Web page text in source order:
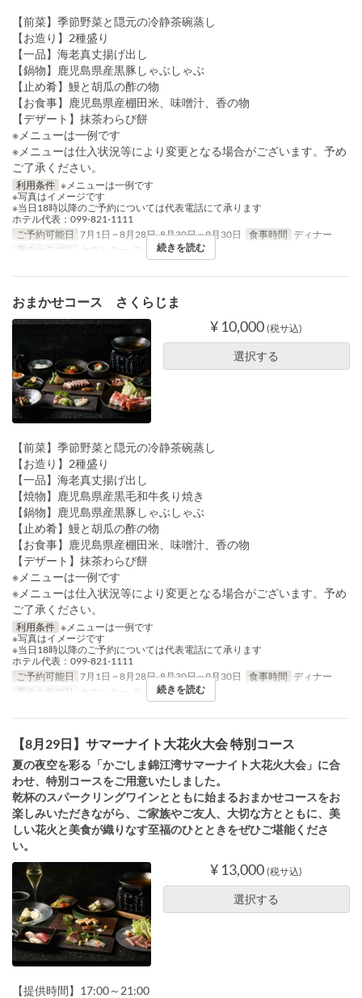
【前菜】季節野菜と隠元の冷静茶碗蒸し
【お造り】2種盛り
【一品】海老真丈揚げ出し
【鍋物】鹿児島県産黒豚しゃぶしゃぶ
【止め肴】鰻と胡瓜の酢の物
【お食事】鹿児島県産棚田米、味噌汁、香の物
【デザート】抹茶わらび餅
※メニューは一例です
※メニューは仕入状況等により変更となる場合がございます。予め
ご了承ください。
利用条件 ※メニューは一例です
※写真はイメージです
※当日18時以降のご予約については代表電話にて承ります
ホテル代表：099-821-1111
ご予約可能日 7月1日 ~ 8月28日, 8月30日 ~ 9月30日 食事時間 ディナー
席のカテゴリ
カウンター, テーブル席続きを読む
おまかせコース さくらじま
¥ 10,000 (税サ込)
選択する
【前菜】季節野菜と隠元の冷静茶碗蒸し
【お造り】2種盛り
【一品】海老真丈揚げ出し
【焼物】鹿児島県産黒毛和牛炙り焼き
【鍋物】鹿児島県産黒豚しゃぶしゃぶ
【止め肴】鰻と胡瓜の酢の物
【お食事】鹿児島県産棚田米、味噌汁、香の物
【デザート】抹茶わらび餅
※メニューは一例です
※メニューは仕入状況等により変更となる場合がございます。予め
ご了承ください。
利用条件 ※メニューは一例です
※写真はイメージです
※当日18時以降のご予約については代表電話にて承ります
ホテル代表：099-821-1111
ご予約可能日 7月1日 ~ 8月28日, 8月30日 ~ 9月30日 食事時間 ディナー
席のカテゴリ
カウンター, テーブル席続きを読む
【8月29日】サマーナイト大花火大会 特別コース
夏の夜空を彩る「かごしま錦江湾サマーナイト大花火大会」に合
わせ、特別コースをご用意いたしました。
乾杯のスパークリングワインとともに始まるおまかせコースをお
楽しみいただきながら、ご家族やご友人、大切な方とともに、美
しい花火と美食が織りなす至福のひとときをぜひご堪能くださ
い。
¥ 13,000 (税サ込)
選択する
【提供時間】17:00～21:00